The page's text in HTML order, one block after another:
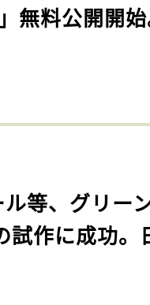
無料公開開
ル等、グリー
試作に成功。